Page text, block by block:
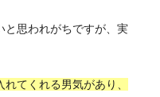
と思われがちですが、実
てくれる男気があり、